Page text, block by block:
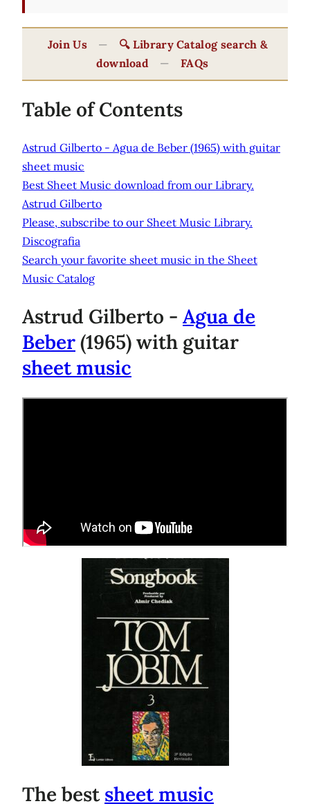
Join Us —
🔍 Library Catalog search &
download
— FAQs
Table of Contents
Astrud Gilberto - Agua de Beber (1965) with guitar
sheet music
Best Sheet Music download from our Library.
Astrud Gilberto
Please, subscribe to our Sheet Music Library.
Discografia
Search your favorite sheet music in the Sheet
Music Catalog
Astrud Gilberto - Agua de
Beber(1965) with guitar
sheet music
The bestsheet music